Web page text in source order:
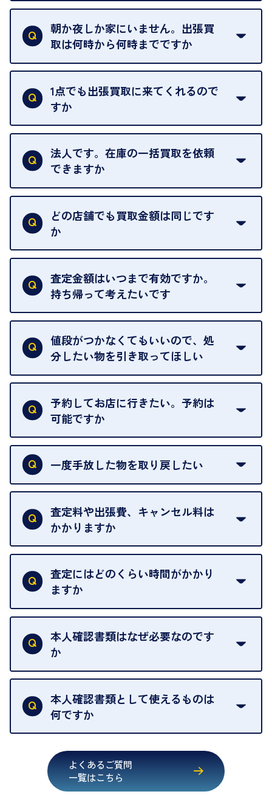
ご自宅以外での査定はお引き受けできません。ご指
定のお店や、ほかのお客様への迷惑となることが考
えられるためです。
朝か夜しか家にいません。出張買
取は何時から何時までですか
ご訪問可能時間は、10時から19時です。
ただし、お品物の種類や量によっては対応させてい
ただくことがあります。
1点でも出張買取に来てくれるので
すか
はい。1点でもお伺いします。
法人です。在庫の一括買取を依頼
できますか
はい。喜んで承ります。出張買取をご利用くださ
い。
ご指定の場所にお伺いします。
どの店舗でも買取金額は同じです
か
はい。全店舗一律です。
ただし、中古市場は日々変動するため、査定した日
によって査定額が変わることはございます。
査定金額はいつまで有効ですか。
持ち帰って考えたいです
査定額は当日限り有効です。
中古市場が日々変動するため、翌日には査定額が変
わることがございます。
値段がつかなくてもいいので、処
分したい物を引き取ってほしい
再販不可能な物は、場合によってはお断りすること
がございます。ご了承ください。
予約してお店に行きたい。予約は
可能ですか
申し訳ありませんが、現在はご来店の予約は承って
おりません。
を整えておりますので、お好きな時にお越しくださ
い。
お急ぎの場合はスタッフに一言お声がけください。
可能な限り、迅速に対応させていただきます。
一度手放した物を取り戻したい
当店は質店ではありませんので、買い取ったお品物
は基本的に販売へと回されます。買い戻しはできま
せんので、ご了承ください。
グオフが可能です。
契約破棄という形で、お品物をお戻しすることがで
きます。
売却当日を含む8日間のうちに、お気軽にお申し出
出張買取のお品物は、8日間保管しております。
査定料や出張費、キャンセル料は
かかりますか
一切いただいておりません。査定金額にご納得いた
だけない場合は、その場でお断りいただいても問題
ございません。お気軽にご相談ください。
査定にはどのくらい時間がかかり
ますか
お品物の内容や点数によって異なりますが、店頭買
取の場合は1点あたり数分程度が目安です。大量の
お品物の場合は、お時間をいただくことがございま
本人確認書類はなぜ必要なのです
か
買取店は古物営業法により、お客様のご本人確認を
行うことが義務付けられています。安心してお取引
いただくためにも、ご協力をお願いいたします。
本人確認書類として使えるものは
何ですか
・健康保険証確認書
・マイナンバーカード
・在留カード
よくあるご質問
一覧はこちら